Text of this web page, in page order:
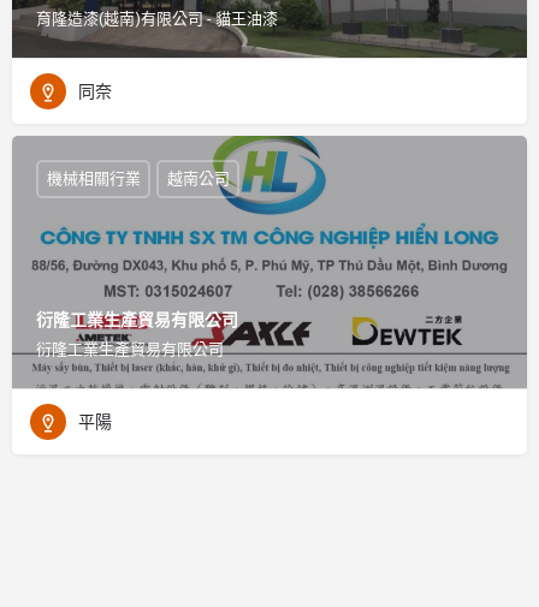
育隆造漆(越南)有限公司 - 貓王油漆
同奈
衍隆工業生產貿易有限公司
衍隆工業生產貿易有限公司
機械相關行業 越南公司
平陽